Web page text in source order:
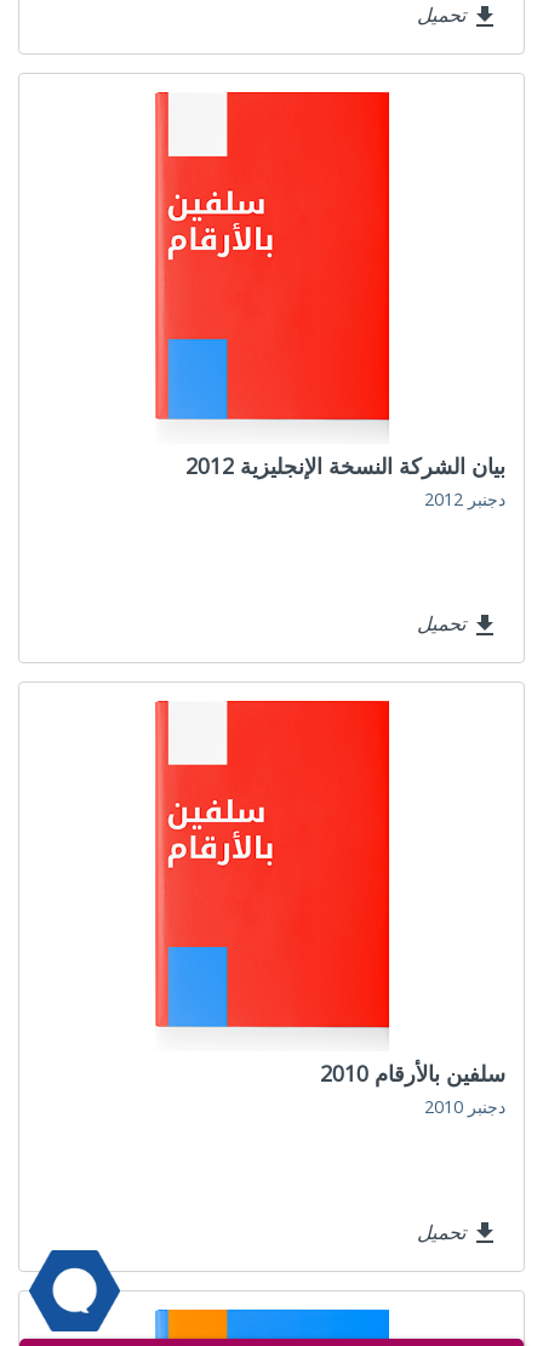
file_download تحميل
بيان الشركة النسخة الإنجليزية 2012
دجنبر 2012
file_download تحميل
سلفين بالأرقام 2010
دجنبر 2010
file_download تحميل